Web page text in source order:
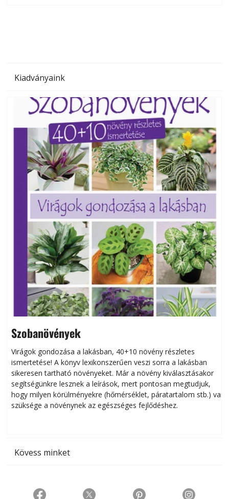
Kiadványaink
Szobanövények
Virágok gondozása a lakásban, 40+10 növény részletes
ismertetése! A könyv lexikonszerűen veszi sorra a lakásban
sikeresen tart­ha­tó növényeket. Már a növény kiválasztásakor
segítségünkre lesznek a leírások, mert pontosan megtudjuk,
hogy milyen körülményekre (hőmérséklet, páratartalom stb.) van
szüksége a növénynek az egészséges fejlődéshez.
Kövess minket